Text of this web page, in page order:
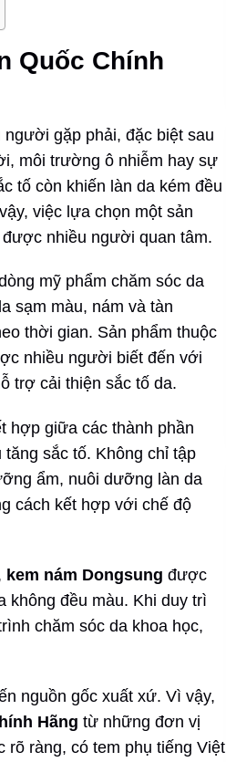
Quốc Chính
gặp phải, đặc biệt sau
môi trường ô nhiễm hay sự
tố còn khiến làn da kém đều
việc lựa chọn một sản
nhiều người quan tâm.
mỹ phẩm chăm sóc da
sạm màu, nám và tàn
thời gian. Sản phẩm thuộc
nhiều người biết đến với
trợ cải thiện sắc tố da.
hợp giữa các thành phần
sắc tố. Không chỉ tập
ẩm, nuôi dưỡng làn da
cách kết hợp với chế độ
kem nám Dongsung được
không đều màu. Khi duy trì
chăm sóc da khoa học,
nguồn gốc xuất xứ. Vì vậy,
Hãng từ những đơn vị
rõ ràng, có tem phụ tiếng Việt